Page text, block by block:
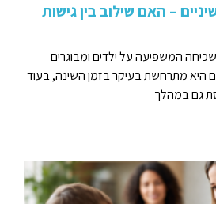
– האם שילוב בין גישות
המשפיעה על ילדים ומבוגרים
מתרחשת בעיקר בזמן השינה, בעוד
גם במהלך